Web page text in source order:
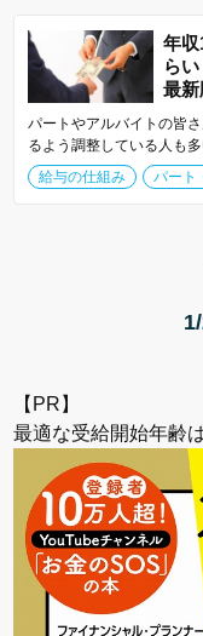
年
ら
最新
パートやアルバイトの皆
るよう調整している人も
給与の仕組み
パート
【PR】
最適な受給開始年齢